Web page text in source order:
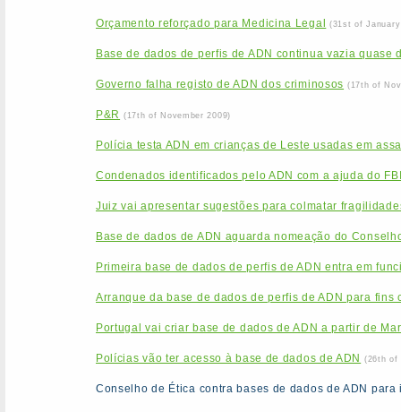
Orçamento reforçado para Medicina Legal (31st of
Base de dados de perfis de ADN continua vazia quase
Governo falha registo de ADN dos criminosos (17th of
P&R (17th of November 2009)
Polícia testa ADN em crianças de Leste usadas em
Condenados identificados pelo ADN com a ajuda do
Juiz vai apresentar sugestões para colmatar
Base de dados de ADN aguarda nomeação do
Primeira base de dados de perfis de ADN entra em
Arranque da base de dados de perfis de ADN para
Portugal vai criar base de dados de ADN a partir de
Polícias vão ter acesso à base de dados de ADN (26th of
Conselho de Ética contra bases de dados de ADN